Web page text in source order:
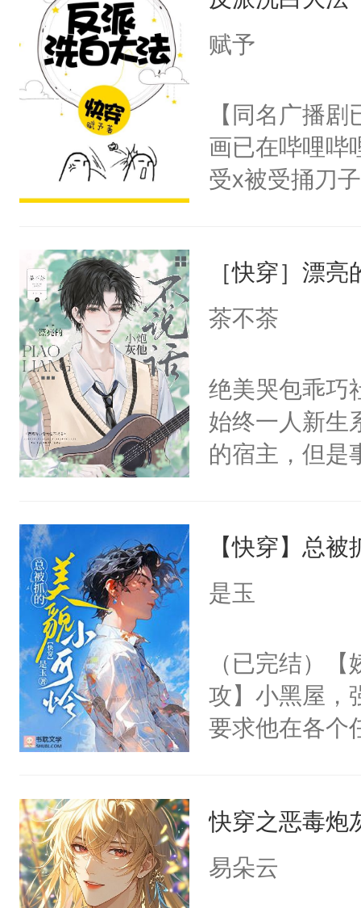
I，他们决定
莲花可不止
点脑袋，看着
常见问题一：
教科书版：“
母的微笑：“
留看着面前
人，突然醒悟
卫天还没亮，
腰：“陛下，
不好了！”“那
小白莲：“嘤
胡说，我没碰
不愧是大佬
悉，嗷？这
可以先看仙帝
赋予
【同名广播
画已在哔哩哔
受x被受捅刀
病，一个个
上了还是无动
间变脸背叛他
的恶事他都对
一个权力滔天
右男主又报复
他说：【您
年，存活下
再说一遍。】
［快穿］漂
茶不茶
绝美哭包乖巧
始终一人新生
的宿主，但
你，打他一
右脸欠踹$￥
前，抬手摸
句：“魂淡！
血：可爱，
阴恻恻的看着
点头：“你自
谁！”反正有
打工的！小
【快穿】总
是玉
（已完结）
攻】小黑屋，
要求他在各个
床上搂抱住他
的影帝弯腰凑
快穿之恶毒炮
易朵云